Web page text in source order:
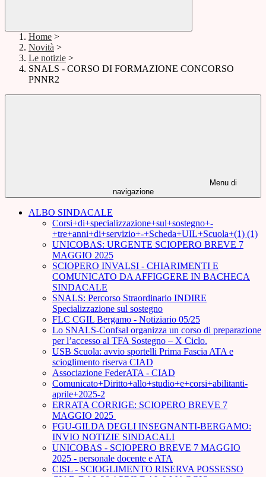
Home >
Novità >
Le notizie >
SNALS - CORSO DI FORMAZIONE CONCORSO
PNNR2
Menu di
navigazione
ALBO SINDACALE
Corsi+di+specializzazione+sul+sostegno+-
+tre+anni+di+servizio+-+Scheda+UIL+Scuola+(1) (1)
UNICOBAS: URGENTE SCIOPERO BREVE 7
MAGGIO 2025
SCIOPERO INVALSI - CHIARIMENTI E
COMUNICATO DA AFFIGGERE IN BACHECA
SINDACALE
SNALS: Percorso Straordinario INDIRE
Specializzazione sul sostegno
FLC CGIL Bergamo - Notiziario 05/25
Lo SNALS-Confsal organizza un corso di preparazione
per l’accesso al TFA Sostegno – X Ciclo.
USB Scuola: avvio sportelli Prima Fascia ATA e
scioglimento riserva CIAD
Associazione FederATA - CIAD
Comunicato+Diritto+allo+studio+e+corsi+abilitanti-
aprile+2025-2
ERRATA CORRIGE: SCIOPERO BREVE 7
MAGGIO 2025
FGU-GILDA DEGLI INSEGNANTI-BERGAMO:
INVIO NOTIZIE SINDACALI
UNICOBAS - SCIOPERO BREVE 7 MAGGIO
2025 - personale docente e ATA
CISL - SCIOGLIMENTO RISERVA POSSESSO